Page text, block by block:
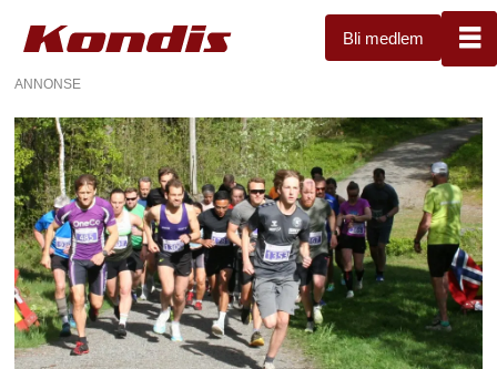
Bli medlem
ANNONSE